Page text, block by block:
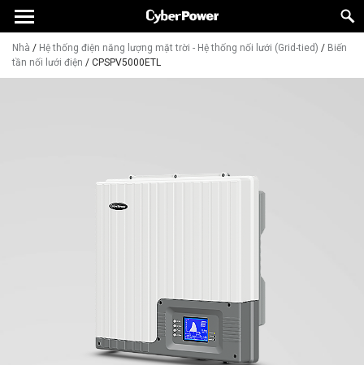
Nhà / Hệ thống điện năng lượng mặt trời - Hệ thống nối lưới (Grid-tied) / Biến
tần nối lưới điện / CPSPV5000ETL